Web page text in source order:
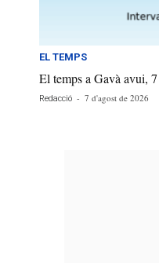
EL TEMPS
El temps a Gavà avui,
Redacció - 7 d'agost de 2026